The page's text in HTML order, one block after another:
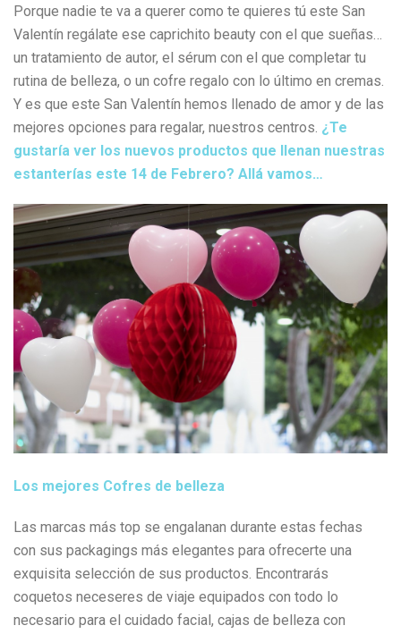
Porque nadie te va a querer como te quieres tú este San
Valentín regálate ese caprichito beauty con el que sueñas…
un tratamiento de autor, el sérum con el que completar tu
rutina de belleza, o un cofre regalo con lo último en cremas.
Y es que este San Valentín hemos llenado de amor y de las
mejores opciones para regalar, nuestros centros. ¿Te
gustaría ver los nuevos productos que llenan nuestras
estanterías este 14 de Febrero? Allá vamos…
Los mejores Cofres de belleza
Las marcas más top se engalanan durante estas fechas
con sus packagings más elegantes para ofrecerte una
exquisita selección de sus productos. Encontrarás
coquetos neceseres de viaje equipados con todo lo
necesario para el cuidado facial, cajas de belleza con